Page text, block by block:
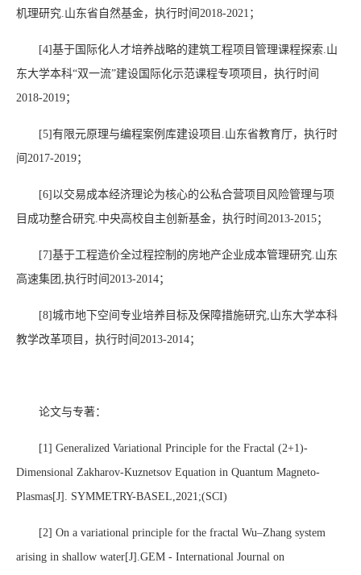
机理研究.山东省自然基金，执行时间 2018-2021；
[4]基于国际化人才培养战略的建筑工程项目管理课程探索.山
东大学本科“双一流”建设国际化示范课程专项项目，执行时间
2018-2019；
[5]有限元原理与编程案例库建设项目.山东省教育厅，执行时
间 2017-2019；
[6]以交易成本经济理论为核心的公私合营项目风险管理与项
目成功整合研究.中央高校自主创新基金，执行时间 2013-2015；
[7]基于工程造价全过程控制的房地产企业成本管理研究.山东
高速集团,执行时间 2013-2014；
[8]城市地下空间专业培养目标及保障措施研究,山东大学本科
教学改革项目，执行时间 2013-2014；
论文与专著：
[1] Generalized Variational Principle for the Fractal (2+1)-
Dimensional Zakharov-Kuznetsov Equation in Quantum Magneto-
Plasmas[J]. SYMMETRY-BASEL,2021;(SCI)
[2] On a variational principle for the fractal Wu–Zhang system
arising in shallow water[J].GEM - International Journal on